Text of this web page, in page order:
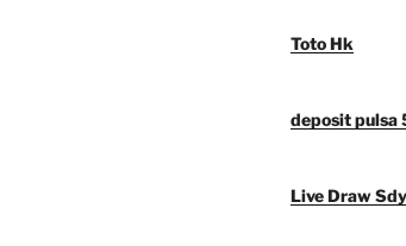
Toto Hk
deposit pulsa
Live Draw Sdy